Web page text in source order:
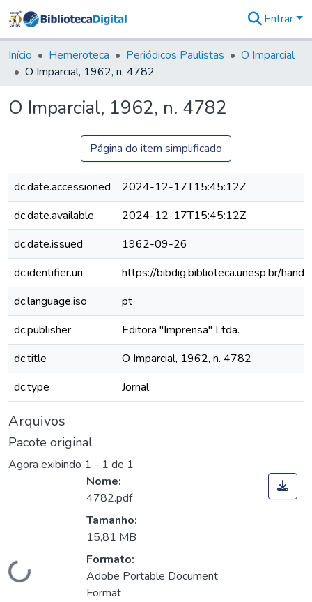
&
Coleções
Tudo na
Digital
Entrar
Início Hemeroteca Periódicos Paulistas
O Imparcial
O Imparcial, 1962, n. 4782
O Imparcial, 1962, n. 4782
Página do item simplificado
dc.date.accessioned
2024-12-17T15:45:12Z
dc.date.available
2024-12-17T15:45:12Z
dc.date.issued
1962-09-26
dc.identifier.uri
https://bibdig.biblioteca.unesp.br/
dc.language.iso
pt
dc.publisher
Editora "Imprensa" Ltda.
dc.title
O Imparcial, 1962, n. 4782
dc.type
Jornal
Arquivos
Pacote original
Agora exibindo 1 - 1 de 1
Carregando...
Nome:
4782.pdf
Tamanho:
15,81 MB
Formato:
Adobe Portable Document
Format